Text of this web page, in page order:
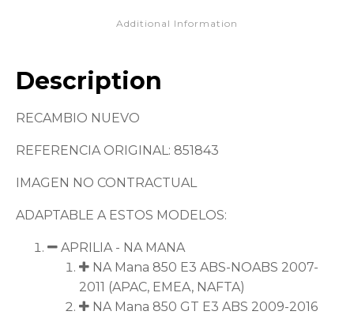
Additional Information
Description
RECAMBIO NUEVO
REFERENCIA ORIGINAL: 851843
IMAGEN NO CONTRACTUAL
ADAPTABLE A ESTOS MODELOS:
APRILIA - NA MANA
NA Mana 850 E3 ABS-NOABS 2007-
2011 (APAC, EMEA, NAFTA)
NA Mana 850 GT E3 ABS 2009-2016